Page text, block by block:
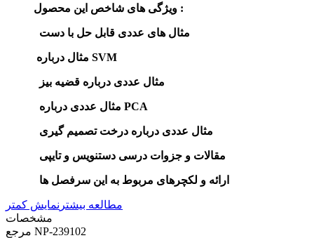
ویژگی های شاخص این محصول :
مثال های عددی قابل حل با دست
مثال درباره SVM
مثال عددی درباره قضیه بیز
مثال عددی درباره PCA
مثال عددی درباره درخت تصمیم گیری
مقالات و جزوات درسی دستنویس و تایپی
ارائه و لکچرهای مربوط به این سرفصل ها
مطالعه بیشتر نمایش کمتر
مشخصات
NP-239102